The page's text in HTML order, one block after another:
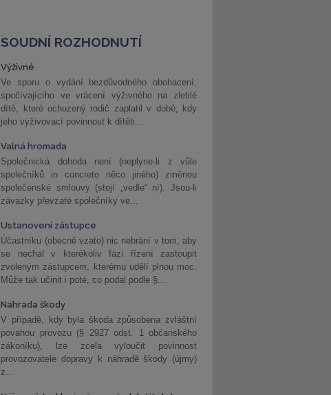
SOUDNÍ ROZHODNUTÍ
Výživné
Ve sporu o vydání bezdůvodného obohacení,
spočívajícího ve vrácení výživného na zletilé
dítě, které ochuzený rodič zaplatil v době, kdy
jeho vyživovací povinnost k dítěti...
Valná hromada
Společnická dohoda není (neplyne-li z vůle
společníků in concreto něco jiného) změnou
společenské smlouvy (stojí „vedle“ ní). Jsou-li
závazky převzaté společníky ve...
Ustanovení zástupce
Účastníku (obecně vzato) nic nebrání v tom, aby
se nechal v kterékoliv fázi řízení zastoupit
zvoleným zástupcem, kterému udělí plnou moc.
Může tak učinit i poté, co podal podle §...
Náhrada škody
V případě, kdy byla škoda způsobena zvláštní
povahou provozu (§ 2927 odst. 1 občanského
zákoníku), lze zcela vyloučit povinnost
provozovatele dopravy k náhradě škody (újmy)
z...